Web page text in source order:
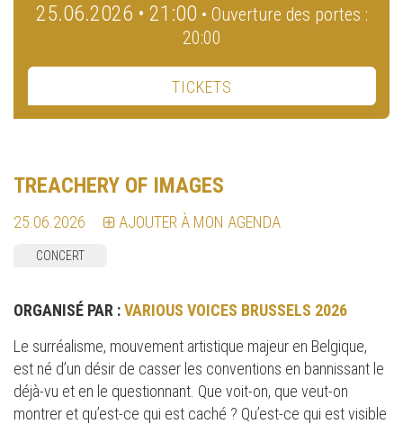
25.06.2026 • 21:00 • Ouverture des portes :
20:00
TICKETS
TREACHERY OF IMAGES
25.06.2026 AJOUTER À MON AGENDA
CONCERT
ORGANISÉ PAR :VARIOUS VOICES BRUSSELS 2026
Le surréalisme, mouvement artistique majeur en Belgique,
est né d’un désir de casser les conventions en bannissant le
déjà-vu et en le questionnant. Que voit-on, que veut-on
montrer et qu’est-ce qui est caché ? Qu’est-ce qui est visible